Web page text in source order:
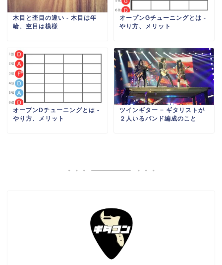
木目と杢目の違い ‐ 木目は年
輪、杢目は模様
オープンGチューニングとは -
やり方、メリット
オープンDチューニングとは -
やり方、メリット
ツインギター − ギタリストが
２人いるバンド編成のこと